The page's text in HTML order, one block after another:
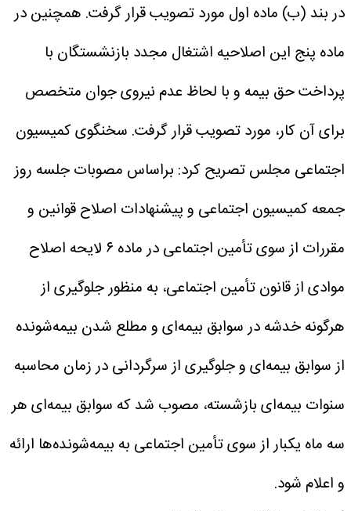
در بند (ب) ماده اول مورد تصویب قرار گرفت. همچنین در
ماده پنج این اصلاحیه اشتغال مجدد بازنشستگان با
پرداخت حق بیمه و با لحاظ عدم نیروی جوان متخصص
برای آن کار، مورد تصویب قرار گرفت. سخنگوی کمیسیون
اجتماعی مجلس تصریح کرد: براساس مصوبات جلسه روز
جمعه کمیسیون اجتماعی و پیشنهادات اصلاح قوانین و
مقررات از سوی تأمین اجتماعی در ماده ۶ لایحه اصلاح
موادی از قانون تأمین اجتماعی، به منظور جلوگیری از
هرگونه خدشه در سوابق بیمه‌ای و مطلع شدن بیمه‌شونده
از سوابق بیمه‌ای و جلوگیری از سرگردانی در زمان محاسبه
سنوات بیمه‌ای بازشسته، مصوب شد که سوابق بیمه‌ای هر
سه ماه یکبار از سوی تأمین اجتماعی به بیمه‌شونده‌ها ارائه
و اعلام شود.